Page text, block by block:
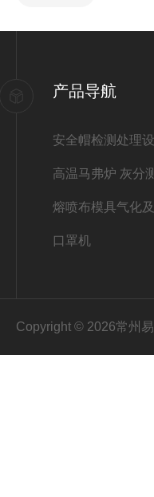
产品导航
安全帽检测处理
高温马弗炉 灰分
熔喷布模具气化
口罩机
Copyright © 2026常州